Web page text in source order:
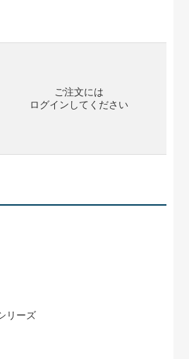
ご注文には
ログイン してください
リーズ